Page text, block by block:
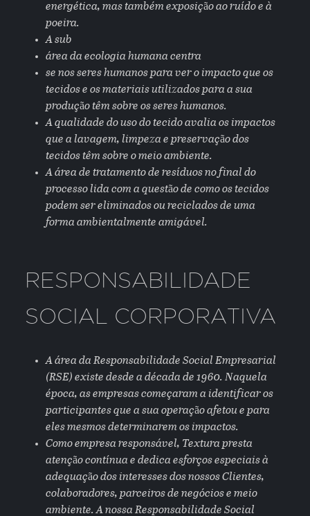
energética, mas também exposição ao ruído e à
poeira.
A sub
área da ecologia humana centra
se nos seres humanos para ver o impacto que os
tecidos e os materiais utilizados para a sua
produção têm sobre os seres humanos.
A qualidade do uso do tecido avalia os impactos
que a lavagem, limpeza e preservação dos
tecidos têm sobre o meio ambiente.
A área de tratamento de resíduos no final do
processo lida com a questão de como os tecidos
podem ser eliminados ou reciclados de uma
forma ambientalmente amigável.
RESPONSABILIDADE
SOCIAL CORPORATIVA
A área da Responsabilidade Social Empresarial
(RSE) existe desde a década de 1960. Naquela
época, as empresas começaram a identificar os
participantes que a sua operação afetou e para
eles mesmos determinarem os impactos.
Como empresa responsável, Textura presta
atenção contínua e dedica esforços especiais à
adequação dos interesses dos nossos Clientes,
colaboradores, parceiros de negócios e meio
ambiente. A nossa Responsabilidade Social